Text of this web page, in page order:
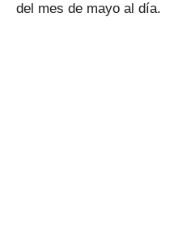
del mes de mayo al día.